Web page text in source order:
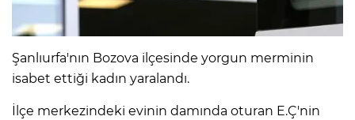
Şanlıurfa'nın Bozova ilçesinde yorgun merminin
isabet ettiği kadın yaralandı.
İlçe merkezindeki evinin damında oturan E.Ç'nin